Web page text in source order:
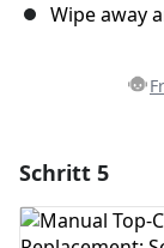
Wipe away
Schritt 5